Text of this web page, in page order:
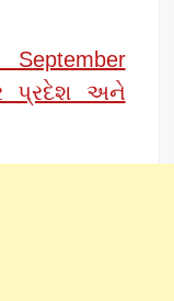
September
પ્રદેશ અને